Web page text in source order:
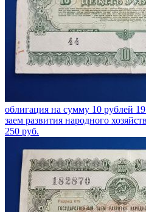
облигация на сумму 10 рублей
заем развития народного
250 руб.